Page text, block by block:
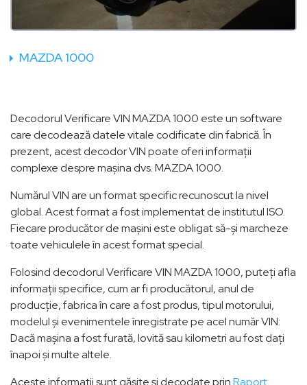
MAZDA 1000
Decodorul Verificare VIN MAZDA 1000 este un software
care decodează datele vitale codificate din fabrică. În
prezent, acest decodor VIN poate oferi informații
complexe despre mașina dvs. MAZDA 1000.
Numărul VIN are un format specific recunoscut la nivel
global. Acest format a fost implementat de institutul ISO.
Fiecare producător de mașini este obligat să-și marcheze
toate vehiculele în acest format special.
Folosind decodorul Verificare VIN MAZDA 1000, puteți afla
informații specifice, cum ar fi producătorul, anul de
producție, fabrica în care a fost produs, tipul motorului,
modelul și evenimentele înregistrate pe acel număr VIN:
Dacă mașina a fost furată, lovită sau kilometri au fost dați
înapoi și multe altele.
Aceste informații sunt găsite și decodate prinRaport